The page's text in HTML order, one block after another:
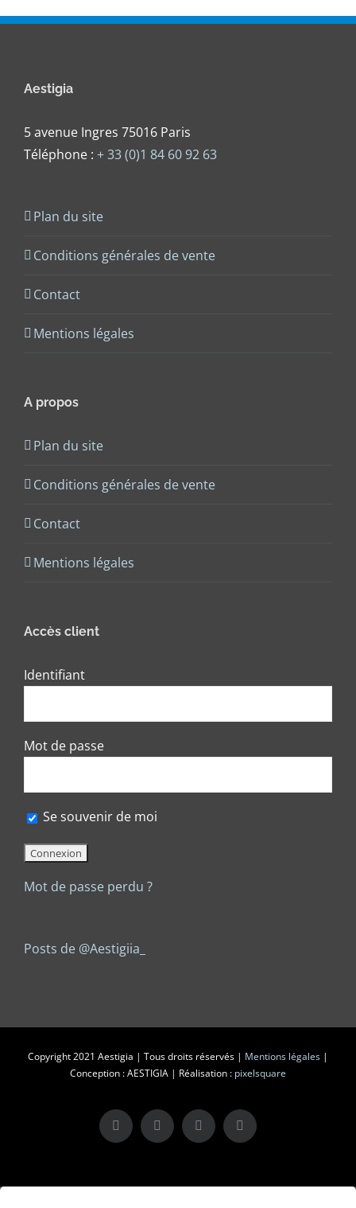
Aestigia
5 avenue Ingres 75016 Paris
Téléphone : + 33 (0)1 84 60 92 63
Plan du site
Conditions générales de vente
Contact
Mentions légales
A propos
Plan du site
Conditions générales de vente
Contact
Mentions légales
Accès client
Identifiant
Mot de passe
Se souvenir de moi
Mot de passe perdu ?
Posts de @Aestigiia_
Copyright 2021 Aestigia | Tous droits réservés | Mentions légales |
Conception : AESTIGIA | Réalisation : pixelsquare
X LinkedInInstagramFacebook